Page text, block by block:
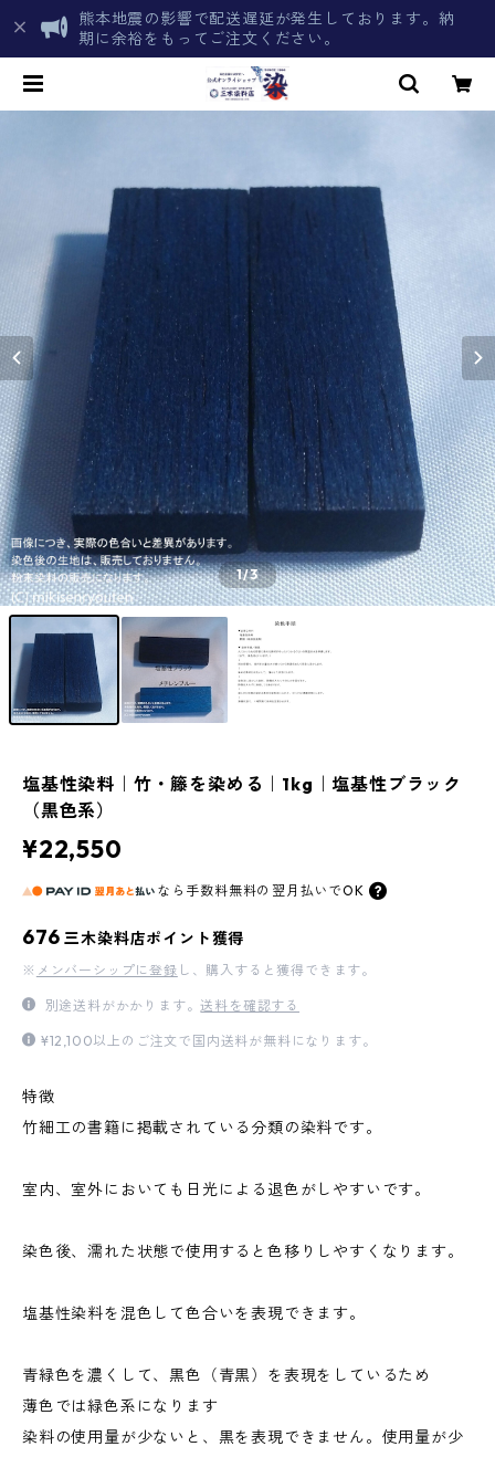
熊本地震の影響で配送遅延が発生しております。納
期に余裕をもってご注文ください。
1/3
塩基性染料｜竹・籐を染める｜1kg｜塩基性ブラック
（黒色系）
¥22,550
なら 手数料無料の 翌月払いでOK
676 三木染料店ポイント獲得
※ メンバーシップに登録 し、購入すると獲得できます。
別途送料がかかります。送料を確認する
¥12,100以上のご注文で国内送料が無料になります。
特徴
竹細工の書籍に掲載されている分類の染料です。
室内、室外においても日光による退色がしやすいです。
染色後、濡れた状態で使用すると色移りしやすくなります。
塩基性染料を混色して色合いを表現できます。
青緑色を濃くして、黒色（青黒）を表現をしているため
薄色では緑色系になります
染料の使用量が少ないと、黒を表現できません。使用量が少